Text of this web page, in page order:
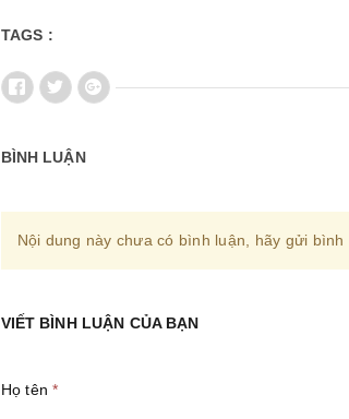
TAGS :
BÌNH LUẬN
Nội dung này chưa có bình luận, hãy gửi
VIẾT BÌNH LUẬN CỦA BẠN
Họ tên*